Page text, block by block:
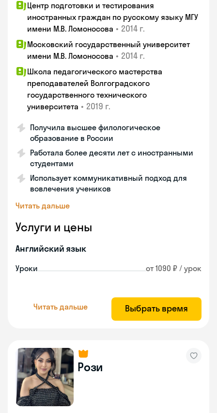
Центр подготовки и тестирования
иностранных граждан по русскому языку МГУ
имени М.В. Ломоносова • 2014 г.
Московский государственный университет
имени М.В. Ломоносова • 2014 г.
Школа педагогического мастерства
преподавателей Волгоградского
государственного технического
университета • 2019 г.
Получила высшее филологическое
образование в России
Работала более десяти лет с иностранными
студентами
Использует коммуникативный подход для
вовлечения учеников
Читать дальше
Услуги и цены
Английский язык
Уроки от 1090 ₽ / урок
Читать дальше Выбрать время
Рози